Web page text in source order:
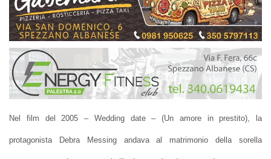
Nel film del 2005 – Wedding date – (Un amore in prestito), la
protagonista Debra Messing andava al matrimonio della sorella